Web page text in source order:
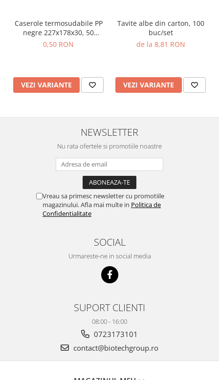
Caserole termosudabile PP
negre 227x178x30, 50
buc/set
0,50 RON
VEZI VARIANTE
Tavite albe din carton, 100
buc/set
de la 8,81 RON
VEZI VARIANTE
NEWSLETTER
Nu rata ofertele si promotiile noastre
Vreau sa primesc newsletter cu promotiile
magazinului. Afla mai multe in Politica de
Confidentialitate
SOCIAL
Urmareste-ne in social media
SUPORT CLIENTI
08:00 - 16:00
0723173101
contact@biotechgroup.ro